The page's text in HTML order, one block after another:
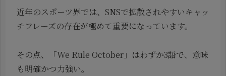
近年のスポーツ界では、SNSで拡散されやすいキャッ
チフレーズの存在が極めて重要になっています。
その点、「We Rule October」はわずか3語で、意味
も明確かつ力強い。